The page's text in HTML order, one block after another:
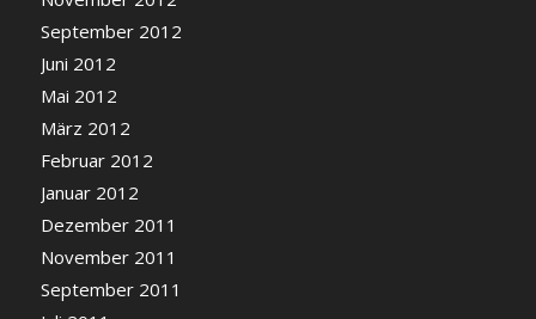
September 2012
Juni 2012
Mai 2012
März 2012
Februar 2012
Januar 2012
Dezember 2011
November 2011
September 2011